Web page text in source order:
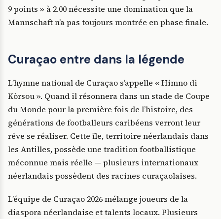
9 points » à 2.00 nécessite une domination que la
Mannschaft n’a pas toujours montrée en phase finale.
Curaçao entre dans la légende
L’hymne national de Curaçao s’appelle « Himno di
Kòrsou ». Quand il résonnera dans un stade de Coupe
du Monde pour la première fois de l’histoire, des
générations de footballeurs caribéens verront leur
rêve se réaliser. Cette île, territoire néerlandais dans
les Antilles, possède une tradition footballistique
méconnue mais réelle — plusieurs internationaux
néerlandais possèdent des racines curaçaolaises.
L’équipe de Curaçao 2026 mélange joueurs de la
diaspora néerlandaise et talents locaux. Plusieurs